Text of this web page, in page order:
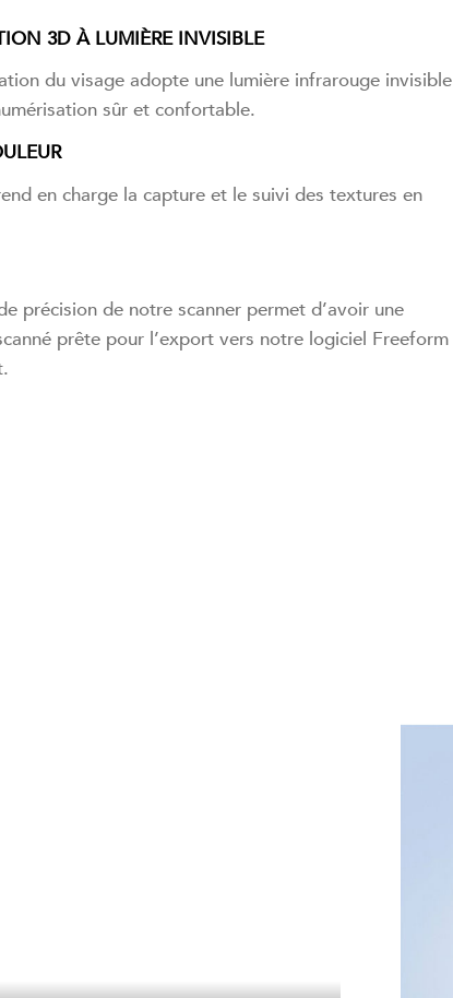
3D À LUMIÈRE INVISIBLE
du visage adopte une lumière infrarouge invisible
sûr et confortable.
en charge la capture et le suivi des textures en
précision de notre scanner permet d’avoir une
prête pour l’export vers notre logiciel Freeform